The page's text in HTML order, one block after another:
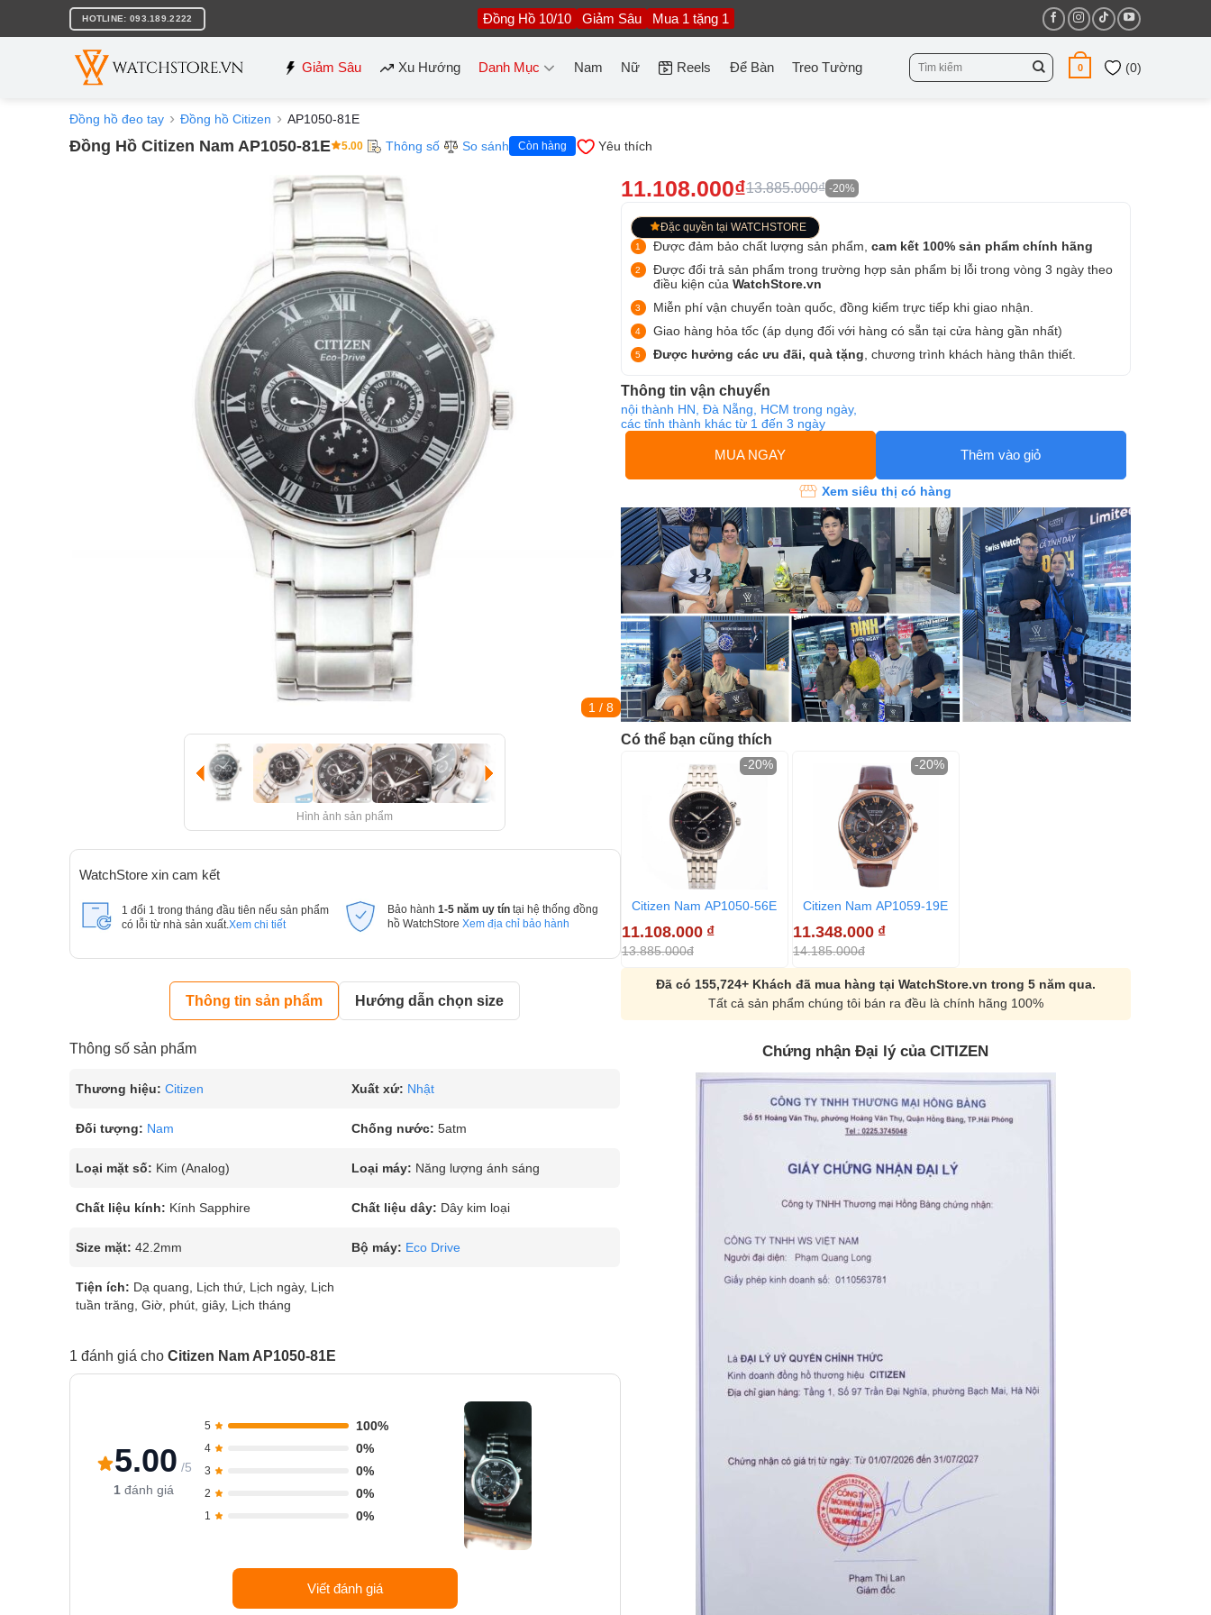
nội
HOTLINE: 093.189.2222 Đồng Hồ 10/10 Giảm Sâu Mua 1 tặng 1
Giảm Sâu Xu Hướng Danh Mục Nam Nữ Reels Để Bàn Treo Tường
Tìm
kiếm:
0 (0)
Đồng hồ đeo tay Đồng hồ Citizen AP1050-81E
Đồng Hồ Citizen Nam AP1050-81E 5.00 Thông số So sánh Còn hàng Yêu thích
1 / 8
Hình ảnh sản phẩm
WatchStore xin cam kết
1 đổi 1 trong tháng đầu tiên nếu sản phẩm
có lỗi từ nhà sản xuất. Xem chi tiết
Bảo hành 1-5 năm uy tín tại hệ thống đồng
hồ WatchStore Xem địa chỉ bảo hành
Thông tin sản phẩm Hướng dẫn chọn size
Thông số sản phẩm
Thương hiệu: Citizen Xuất xứ: Nhật
Đối tượng: Nam Chống nước: 5atm
Loại mặt số: Kim (Analog) Loại máy: Năng lượng ánh sáng
Chất liệu kính: Kính Sapphire Chất liệu dây: Dây kim loại
Size mặt: 42.2mm Bộ máy: Eco Drive
Tiện ích: Dạ quang, Lịch thứ, Lịch ngày, Lịch
tuần trăng, Giờ, phút, giây, Lịch tháng
1 đánh giá cho Citizen Nam AP1050-81E
5.00 /5
1 đánh giá
5 100%
4 0%
3 0%
2 0%
1 0%
Viết đánh giá
11.108.000₫13.885.000₫ -20%
Đặc quyền tại WATCHSTORE
Được đảm bảo chất lượng sản phẩm, cam kết 100% sản phẩm chính hãng
Được đổi trả sản phẩm trong trường hợp sản phẩm bị lỗi trong vòng 3 ngày theo
điều kiện của WatchStore.vn
Miễn phí vận chuyển toàn quốc, đồng kiểm trực tiếp khi giao nhận.
Giao hàng hỏa tốc (áp dụng đối với hàng có sẵn tại cửa hàng gần nhất)
Được hưởng các ưu đãi, quà tặng , chương trình khách hàng thân thiết.
Thông tin vận chuyển
nội thành HN, Đà Nẵng, HCM trong ngày,
các tỉnh thành khác từ 1 đến 3 ngày
MUA NGAY Thêm vào giỏ
Xem siêu thị có hàng
Có thể bạn cũng thích
Citizen Nam AP1050-56E
11.108.000 ₫
13.885.000đ
-20%
Citizen Nam AP1059-19E
11.348.000 ₫
14.185.000đ
-20%
Đã có 155,724+ Khách đã mua hàng tại WatchStore.vn trong 5 năm qua.
Tất cả sản phẩm chúng tôi bán ra đều là chính hãng 100%
Chứng nhận Đại lý của CITIZEN